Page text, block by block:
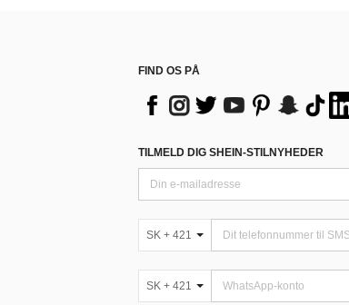
FIND OS PÅ
TILMELD DIG SHEIN-STILNYHEDER
SK + 421
SK + 421